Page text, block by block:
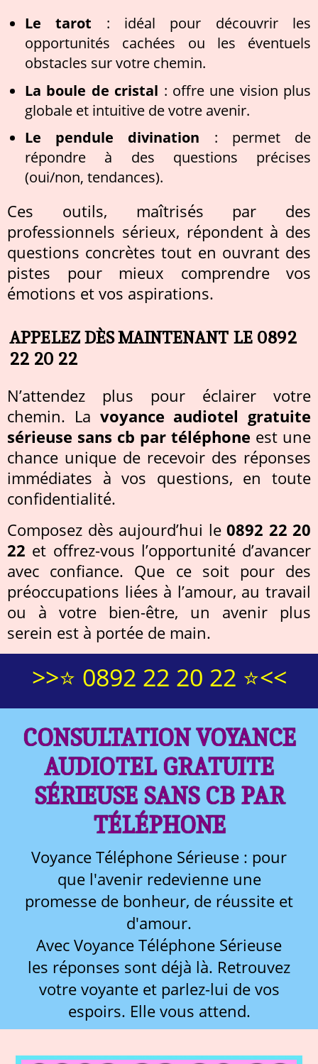
Le tarot : idéal pour découvrir les
opportunités cachées ou les éventuels
obstacles sur votre chemin.
La boule de cristal : offre une vision plus
globale et intuitive de votre avenir.
Le pendule divination : permet de
répondre à des questions précises
(oui/non, tendances).
Ces outils, maîtrisés par des
professionnels sérieux, répondent à des
questions concrètes tout en ouvrant des
pistes pour mieux comprendre vos
émotions et vos aspirations.
APPELEZ DÈS MAINTENANT LE 0892
22 20 22
N’attendez plus pour éclairer votre
chemin. La voyance audiotel gratuite
sérieuse sans cb par téléphone est une
chance unique de recevoir des réponses
immédiates à vos questions, en toute
confidentialité.
Composez dès aujourd’hui le 0892 22 20
22 et offrez-vous l’opportunité d’avancer
avec confiance. Que ce soit pour des
préoccupations liées à l’amour, au travail
ou à votre bien-être, un avenir plus
serein est à portée de main.
>>⭐ 0892 22 20 22 ⭐<<
CONSULTATION VOYANCE
AUDIOTEL GRATUITE
SÉRIEUSE SANS CB PAR
TÉLÉPHONE
Voyance Téléphone Sérieuse : pour
que l'avenir redevienne une
promesse de bonheur, de réussite et
d'amour.
Avec Voyance Téléphone Sérieuse
les réponses sont déjà là. Retrouvez
votre voyante et parlez-lui de vos
espoirs. Elle vous attend.